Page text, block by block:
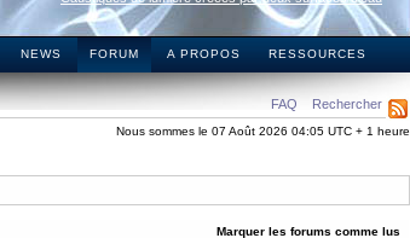
NEWS FORUM A PROPOS RESSOURCES
FAQ Rechercher
Nous sommes le 07 Août 2026 04:05 UTC + 1 heure
Marquer les forums comme lus